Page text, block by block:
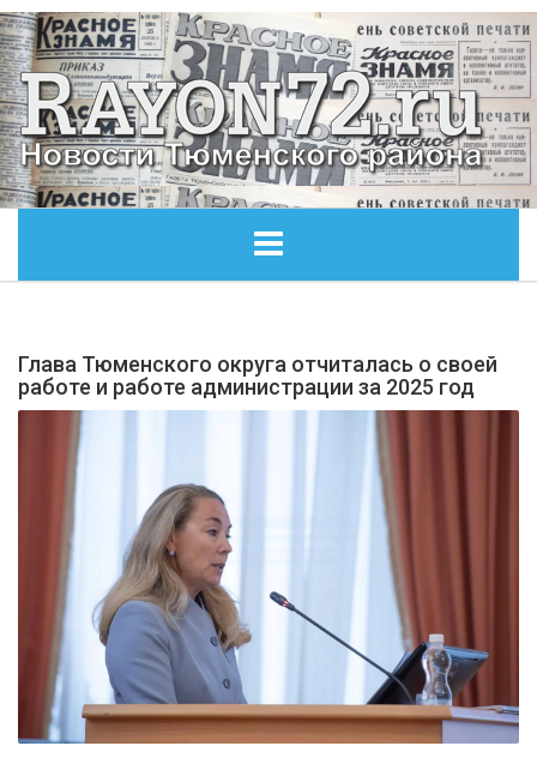
ОБЩЕСТВО
КУЛЬТУРА
БЕЗОПАСНОСТЬ
СПОРТ
АРХИВ PDF
Глава Тюменского округа отчиталась о своей
работе и работе администрации за 2025 год